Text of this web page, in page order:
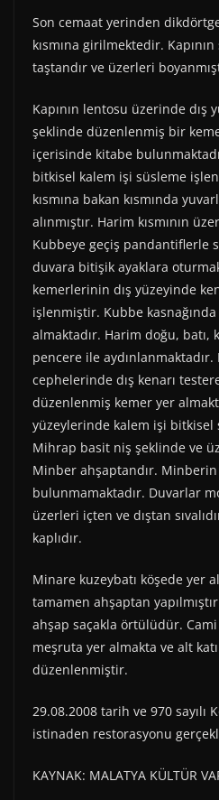
Son cemaat yerinden
kısmına girilmektedir.
taştandır ve üzerleri
Kapının lentosu üzerinde dış
şeklinde düzenlenmiş bir
içerisinde kitabe
bitkisel kalem işi süsleme
kısmına bakan kısmında
alınmıştır. Harim kısmının
Kubbeye geçiş pandantiflerle
duvara bitişik ayaklara
kemerlerinin dış yüzeyinde
işlenmiştir. Kubbe
almaktadır. Harim doğu, batı,
pencere ile aydınlanmaktadır.
cephelerinde dış kenarı
düzenlenmiş kemer yer
yüzeylerinde kalem işi bitkisel
Mihrap basit niş şeklinde ve
Minber ahşaptandır.
bulunmamaktadır. Duvarlar
üzerleri içten ve dıştan
kaplıdır.
Minare kuzeybatı köşede yer
tamamen ahşaptan
ahşap saçakla örtülüdür.
meşruta yer almakta ve alt
düzenlenmiştir.
29.08.2008 tarih ve 970 sayılı
istinaden restorasyonu
KAYNAK: MALATYA KÜLTÜR